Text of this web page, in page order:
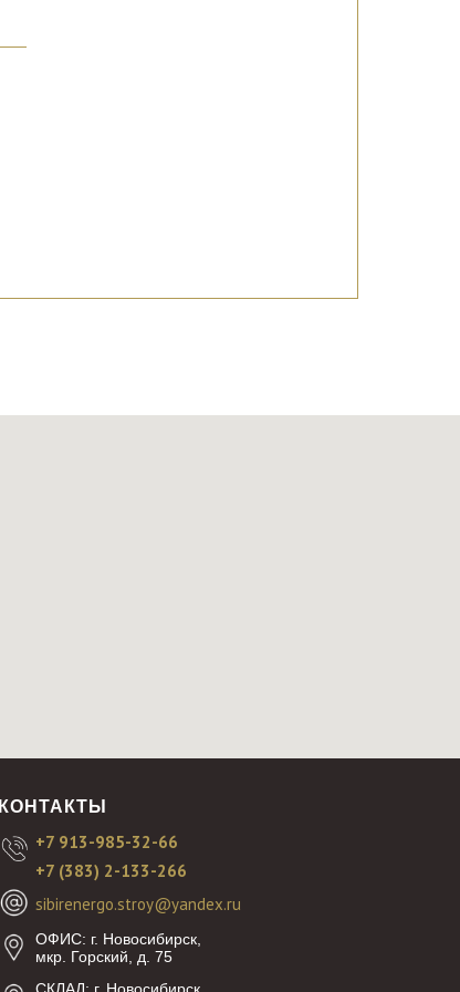
+7 913-985-32-66
КОНТАКТЫ
sibirenergo.stroy@yandex.ru
ОФИС: г. Новосибирск,
мкр. Горский, д. 75
СКЛАД: г. Новосибирск
+7 (383) 2-133-266